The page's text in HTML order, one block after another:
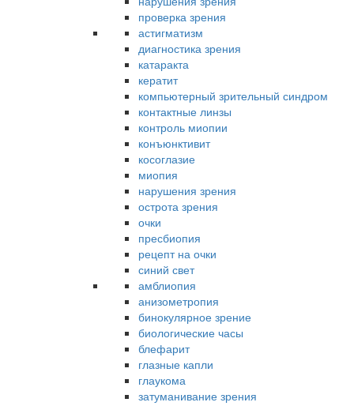
проверка зрения
астигматизм
диагностика зрения
катаракта
кератит
компьютерный зрительный синдром
контактные линзы
контроль миопии
конъюнктивит
косоглазие
миопия
нарушения зрения
острота зрения
очки
пресбиопия
рецепт на очки
синий свет
амблиопия
анизометропия
бинокулярное зрение
биологические часы
блефарит
глазные капли
глаукома
затуманивание зрения